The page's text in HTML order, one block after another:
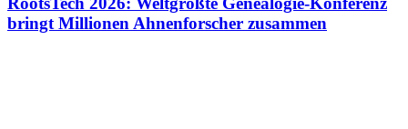
bringt Millionen Ahnenforscher zusammen